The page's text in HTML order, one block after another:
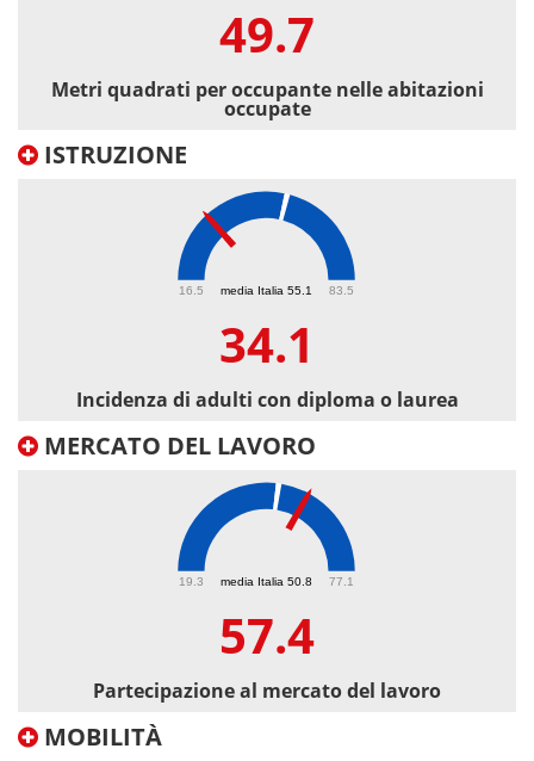
49.7
Metri quadrati per occupante nelle abitazioni
occupate
ISTRUZIONE
media Italia 55.1
16.5 83.5
34.1
Incidenza di adulti con diploma o laurea
MERCATO DEL LAVORO
media Italia 50.8
19.3 77.1
57.4
Partecipazione al mercato del lavoro
MOBILITÀ